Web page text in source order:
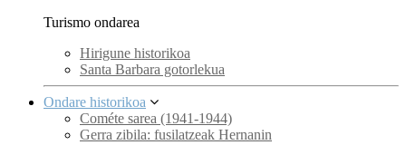
Turismo ondarea
Hirigune historikoa
Santa Barbara gotorlekua
Ondare historikoa
Cométe sarea (1941-1944)
Gerra zibila: fusilatzeak Hernanin